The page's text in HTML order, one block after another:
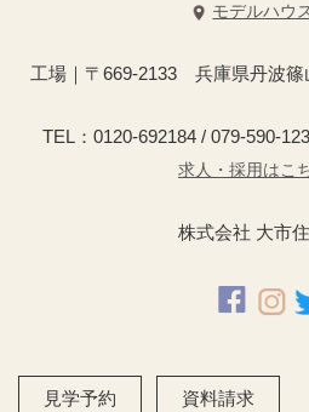
モデルハウ
工場｜〒669-2133 兵庫県丹波篠
TEL：0120-692184 / 079-590-
求人・採用はこ
株式会社 大市
見学予約 資料請求